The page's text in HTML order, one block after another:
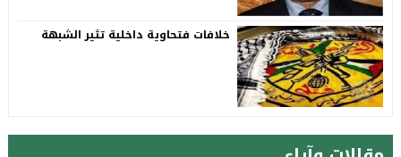
خلافات فتحاوية داخلية تثير الشبهة